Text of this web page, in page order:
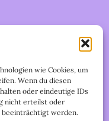
wie Cookies, um
Wenn du diesen
oder eindeutige IDs
nicht erteilst oder
beeinträchtigt werden.